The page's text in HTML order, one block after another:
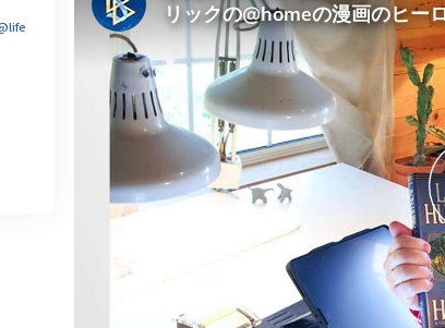
サイエントロジーの基本原理
ダイアネティックスの紹介
愛と憎しみ ―
偉大さとは何か?
サイエントロジーを
世界にもたらす